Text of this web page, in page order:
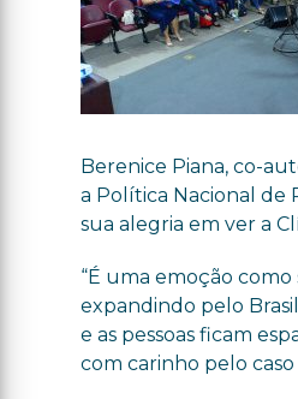
Berenice Piana, co-
a Política Nacional de
sua alegria em ver a
“É uma emoção
expandindo pelo
e as pessoas ficam
com carinho pelo caso